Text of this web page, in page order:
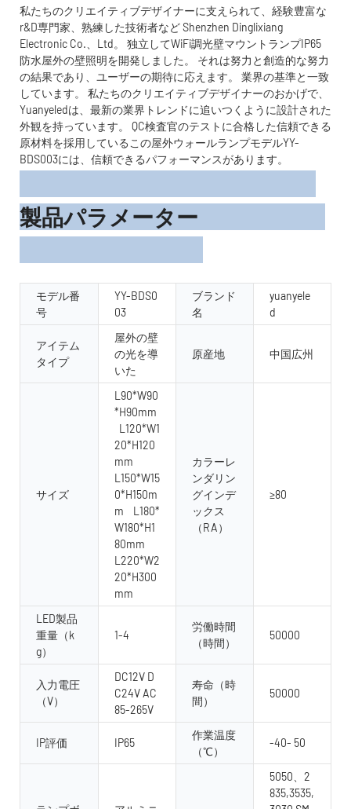
私たちのクリエイティブデザイナーに支えられて、経験豊富な
r&D専門家、熟練した技術者など Shenzhen Dinglixiang
Electronic Co.、Ltd。 独立してWiFi調光壁マウントランプIP65
防水屋外の壁照明を開発しました。 それは努力と創造的な努力
の結果であり、ユーザーの期待に応えます。 業界の基準と一致
しています。 私たちのクリエイティブデザイナーのおかげで、
Yuanyeledは、最新の業界トレンドに追いつくように設計された
外観を持っています。 QC検査官のテストに合格した信頼できる
原材料を採用しているこの屋外ウォールランプモデルYY-
BDS003には、信頼できるパフォーマンスがあります。
製品パラメーター
モデル番
号
YY-BDS0
03
ブランド
名
yuanyele
d
アイテム
タイプ
屋外の壁
の光を導
いた
原産地 中国広州
サイズ
L90*W90
*H90mm
L120*W1
20*H120
mm
L150*W15
0*H150m
m L180*
W180*H​​1
80mm
L220*W2
20*H300
mm
カラーレ
ンダリン
グインデ
ックス
（RA）
≥80
LED製品
重量（k
g）
1-4
労働時間
（時間）
50000
入力電圧
（V）
DC12V D
C24V AC
85-265V
寿命（時
間）
50000
IP評価 IP65
作業温度
（℃）
-40- 50
5050、2
835,3535,